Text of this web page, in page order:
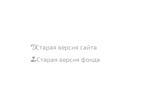
Старая версия сайта
Старая версия фонда